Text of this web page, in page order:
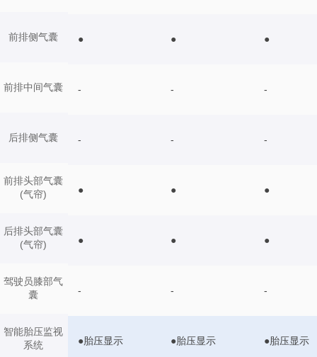
前排侧气囊
前排中间气囊
后排侧气囊
前排头部气囊
(气帘)
后排头部气囊
(气帘)
驾驶员膝部气
囊
智能胎压监视
系统
● ● ●
- - -
- - -
● ● ●
● ● ●
- - -
●胎压显示 ●胎压显示 ●胎压显示